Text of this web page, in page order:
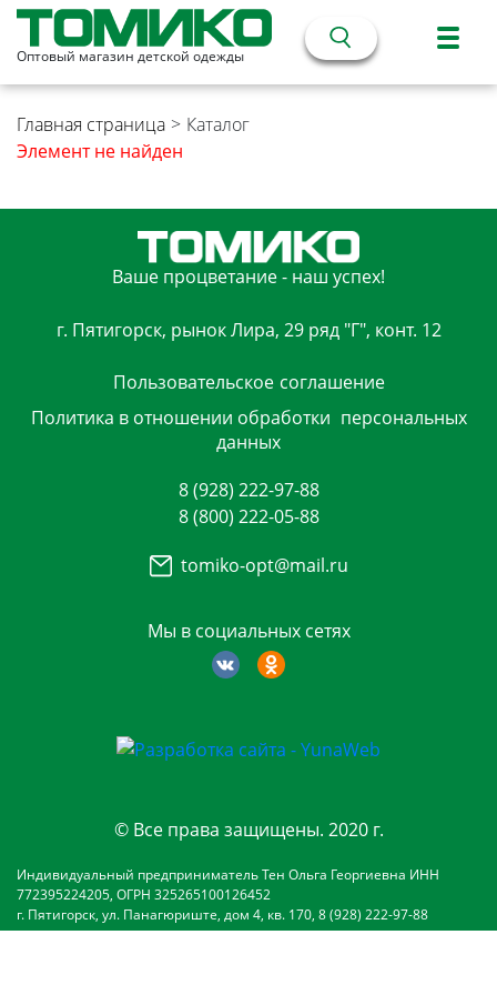
Оптовый магазин детской одежды
Главная страница > Каталог
Элемент не найден
Ваше процветание - наш успех!
г. Пятигорск, рынок Лира, 29 ряд "Г", конт. 12
Пользовательское соглашение
Политика в отношении обработки персональных
данных
Мы в социальных сетях
8 (928) 222-97-88
8 (800) 222-05-88
tomiko-opt@mail.ru
© Все права защищены. 2020 г.
Индивидуальный предприниматель Тен Ольга Георгиевна ИНН
772395224205, ОГРН 325265100126452
г. Пятигорск, ул. Панагюриште, дом 4, кв. 170, 8 (928) 222-97-88